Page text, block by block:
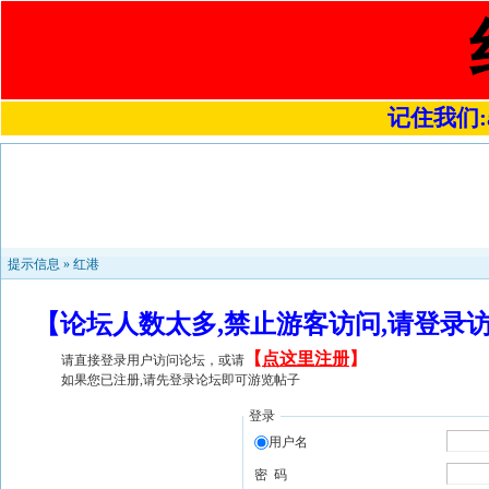
记住我们
提示信息 » 红港
【论坛人数太多,禁止游客访问,请登
请直接登录用户访问论坛，或请 【 点这里注册】
如果您已注册,请先登录论坛即可游览帖子
登录
用户名
密 码